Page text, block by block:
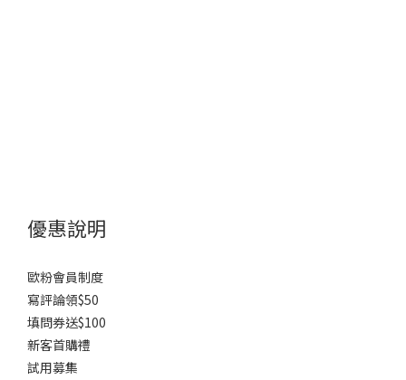
優惠說明
歐粉會員制度
寫評論領$50
填問券送$100
新客首購禮
試用募集